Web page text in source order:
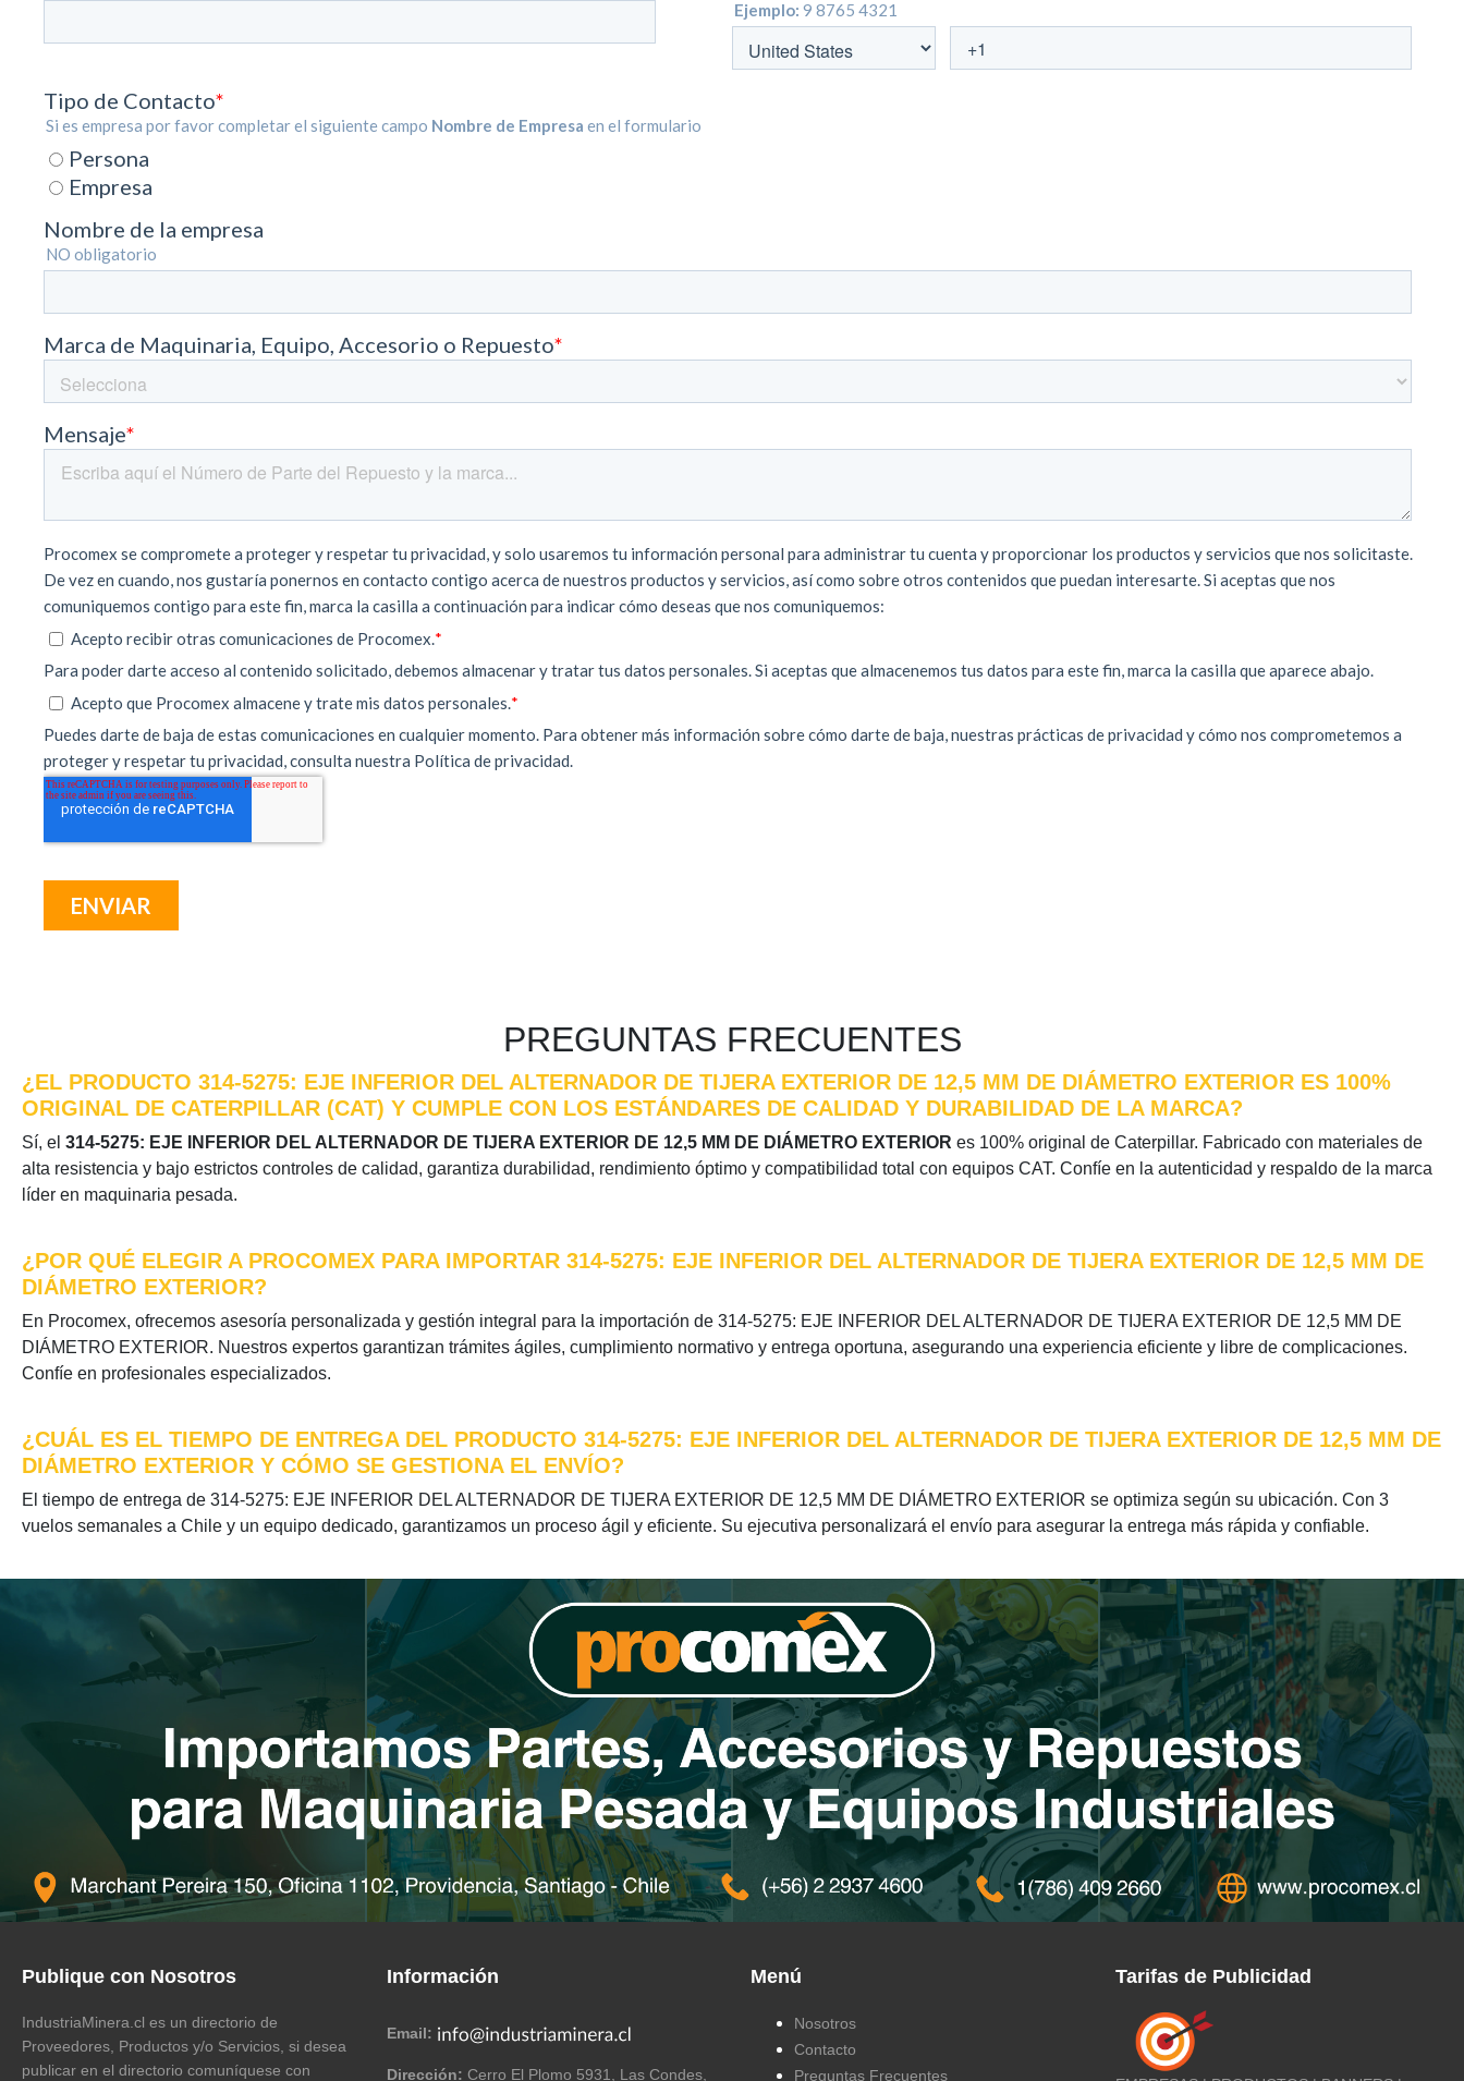
PREGUNTAS FRECUENTES
¿EL PRODUCTO 314-5275: EJE INFERIOR DEL ALTERNADOR DE TIJERA EXTERIOR DE 12,5 MM DE DIÁMETRO EXTERIOR ES 100%
ORIGINAL DE CATERPILLAR (CAT) Y CUMPLE CON LOS ESTÁNDARES DE CALIDAD Y DURABILIDAD DE LA MARCA?
Sí, el 314-5275: EJE INFERIOR DEL ALTERNADOR DE TIJERA EXTERIOR DE 12,5 MM DE DIÁMETRO EXTERIOR es 100% original de Caterpillar. Fabricado con materiales de
alta resistencia y bajo estrictos controles de calidad, garantiza durabilidad, rendimiento óptimo y compatibilidad total con equipos CAT. Confíe en la autenticidad y respaldo de la marca
líder en maquinaria pesada.
¿POR QUÉ ELEGIR A PROCOMEX PARA IMPORTAR 314-5275: EJE INFERIOR DEL ALTERNADOR DE TIJERA EXTERIOR DE 12,5 MM DE
DIÁMETRO EXTERIOR?
En Procomex, ofrecemos asesoría personalizada y gestión integral para la importación de 314-5275: EJE INFERIOR DEL ALTERNADOR DE TIJERA EXTERIOR DE 12,5 MM DE
DIÁMETRO EXTERIOR. Nuestros expertos garantizan trámites ágiles, cumplimiento normativo y entrega oportuna, asegurando una experiencia eficiente y libre de complicaciones.
Confíe en profesionales especializados.
¿CUÁL ES EL TIEMPO DE ENTREGA DEL PRODUCTO 314-5275: EJE INFERIOR DEL ALTERNADOR DE TIJERA EXTERIOR DE 12,5 MM DE
DIÁMETRO EXTERIOR Y CÓMO SE GESTIONA EL ENVÍO?
El tiempo de entrega de 314-5275: EJE INFERIOR DEL ALTERNADOR DE TIJERA EXTERIOR DE 12,5 MM DE DIÁMETRO EXTERIOR se optimiza según su ubicación. Con 3
vuelos semanales a Chile y un equipo dedicado, garantizamos un proceso ágil y eficiente. Su ejecutiva personalizará el envío para asegurar la entrega más rápida y confiable.
Publique con Nosotros
IndustriaMinera.cl es un directorio de
Proveedores, Productos y/o Servicios, si desea
publicar en el directorio comuníquese con
Información
Email:
Dirección: Cerro El Plomo 5931, Las Condes,
Menú
Nosotros
Contacto
Preguntas Frecuentes
Tarifas de Publicidad